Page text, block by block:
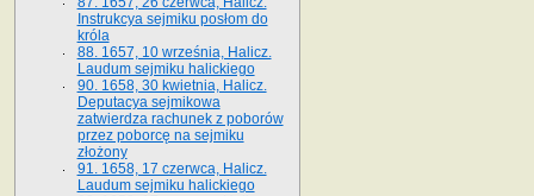
Instrukcya sejmiku posłom do
króla
88. 1657, 10 września, Halicz.
Laudum sejmiku halickiego
90. 1658, 30 kwietnia, Halicz.
Deputacya sejmikowa
zatwierdza rachunek z poborów
przez poborcę na sejmiku
złożony
91. 1658, 17 czerwca, Halicz.
Laudum sejmiku halickiego